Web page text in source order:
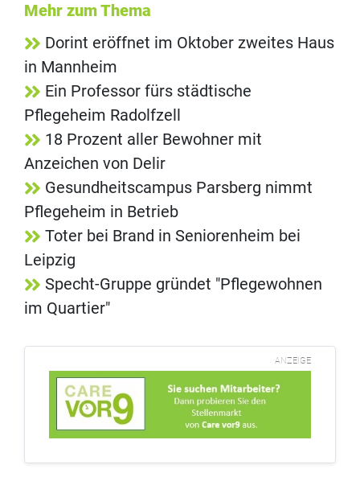
Mehr zum Thema
Dorint eröffnet im Oktober zweites Haus
in Mannheim
Ein Professor fürs städtische
Pflegeheim Radolfzell
18 Prozent aller Bewohner mit
Anzeichen von Delir
Gesundheitscampus Parsberg nimmt
Pflegeheim in Betrieb
Toter bei Brand in Seniorenheim bei
Leipzig
Specht-Gruppe gründet "Pflegewohnen
im Quartier"
ANZEIGE